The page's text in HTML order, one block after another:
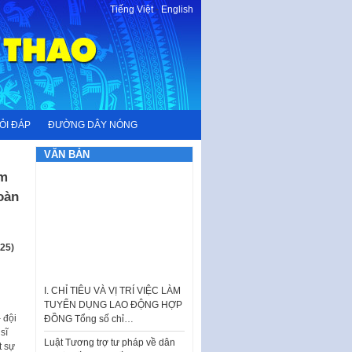
Tiếng Việt-English
ĐÁP ĐƯỜNG DÂY NÓNG
đội
sự
VĂN BẢN
TUYỂN DỤNG LAO ĐỘNG HỢP
ĐỒNG Tổng số chỉ…
Luật Tương trợ tư pháp về dân
sự và Kế hoạch số 187KH-